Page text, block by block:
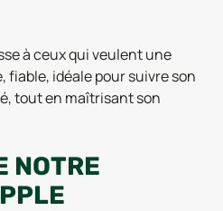
à ceux qui veulent une
idéale pour suivre son
tout en maîtrisant son
NOTRE